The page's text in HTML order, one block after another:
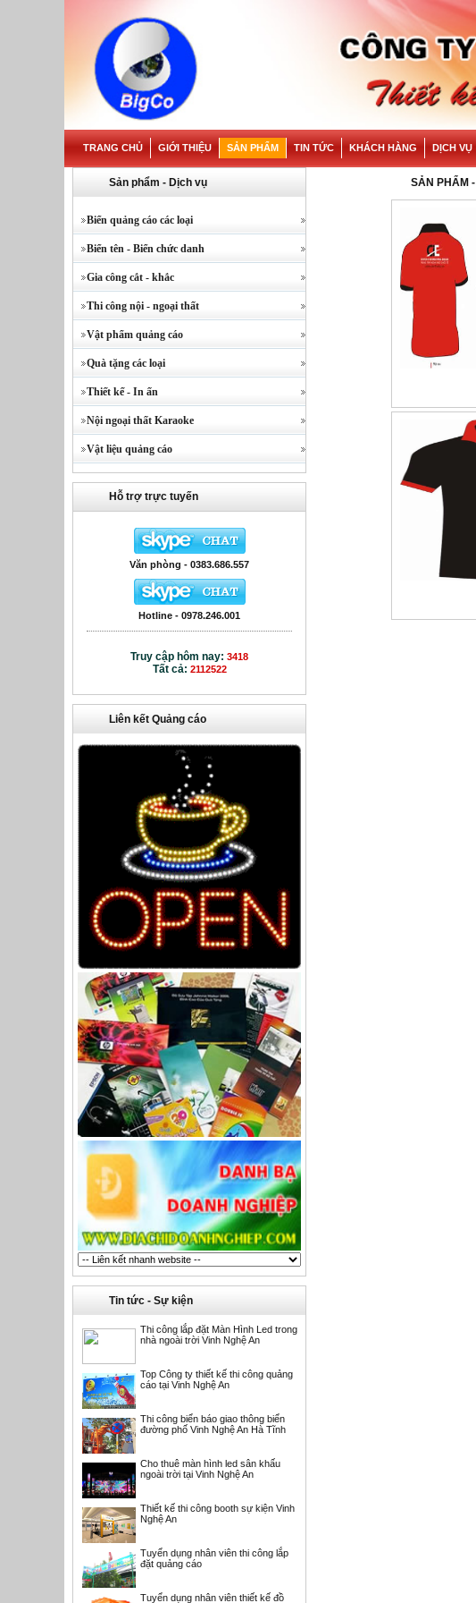
TRANG CHỦ GIỚI THIỆU SẢN PHẨM TIN TỨC KHÁCH HÀNG DỊCH VỤ
Sản phẩm - Dịch vụ
Biển quảng cáo các loại
Biển tên - Biển chức danh
Gia công cắt - khắc
Thi công nội - ngoại thất
Vật phẩm quảng cáo
Quà tặng các loại
Thiết kế - In ấn
Nội ngoại thất Karaoke
Vật liệu quảng cáo
Hỗ trợ trực tuyến
Văn phòng - 0383.686.557
Hotline - 0978.246.001
Truy cập hôm nay: 3418
Tất cả: 2112522
Liên kết Quảng cáo
Tin tức - Sự kiện
Thi công lắp đặt Màn Hình Led trong
nhà ngoài trời Vinh Nghệ An
Top Công ty thiết kế thi công quảng
cáo tại Vinh Nghệ An
Thi công biển báo giao thông biển
đường phố Vinh Nghệ An Hà Tĩnh
Cho thuê màn hình led sân khấu
ngoài trời tại Vinh Nghệ An
Thiết kế thi công booth sự kiện Vinh
Nghệ An
Tuyển dụng nhân viên thi công lắp
đặt quảng cáo
Tuyển dụng nhân viên thiết kế đồ
SẢN PHẨM -